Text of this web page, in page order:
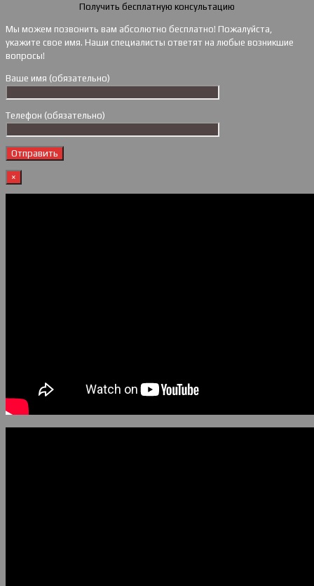
Получить бесплатную консультацию
Мы можем позвонить вам абсолютно бесплатно! Пожалуйста,
укажите свое имя. Наши специалисты ответят на любые возникшие
вопросы!
Ваше имя (обязательно)
Телефон (обязательно)
×